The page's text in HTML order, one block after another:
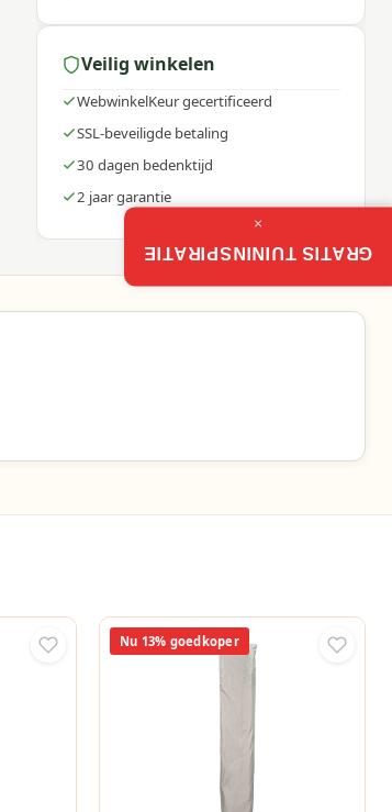
Veilig winkelen
WebwinkelKeur gecertificeerd
SSL-beveiligde betaling
30 dagen bedenktijd
2 jaar garantie
Nu 13% goedkoper
GRATIS TUININSPIRATIE
×